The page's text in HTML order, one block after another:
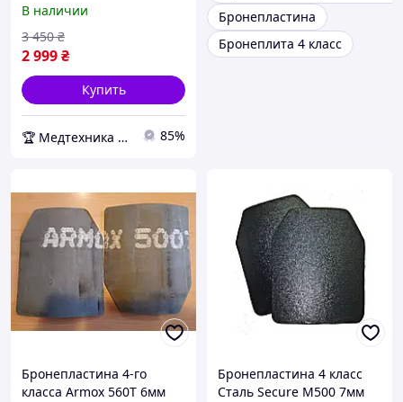
В наличии
2 999₴
3 450 ₴
Купить
🏆 Медтехника — 20 лет надежности 85%
Бронепластина
Бронеплита 4 класс
Бронепластина 4-го
класса Armox 560T 6мм
Бронепластина 4 класс
Сталь Secure М500 7мм